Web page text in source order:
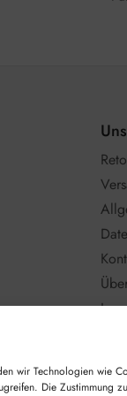
wir Technologien wie
Die Zustimmung